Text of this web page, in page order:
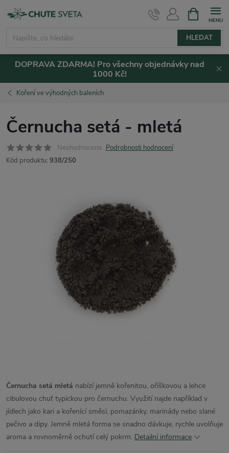
Přejít
HLEDAT
NÁKUPNÍ
KOŠÍK
DOPRAVA ZDARMA! Pro všechny objednávky nad
1000 Kč!
Koření ve výhodných baleních
Černucha setá - mletá
Neohodnoceno Podrobnosti hodnocení
Kód produktu: 938/250
Černucha setá mletá nabízí jemně kořenitou, oříškovou a lehce
cibulovou chuť typickou pro černuchu. Využití najde například v
jídlech jako kari a kořenící směsi, pomazánky, marinády nebo slané
pečivo a dipy. Jemně mletá forma se snadno dávkuje, rychle uvolňuje
aroma a rovnoměrně ochutí celý pokrm. Detailní informace